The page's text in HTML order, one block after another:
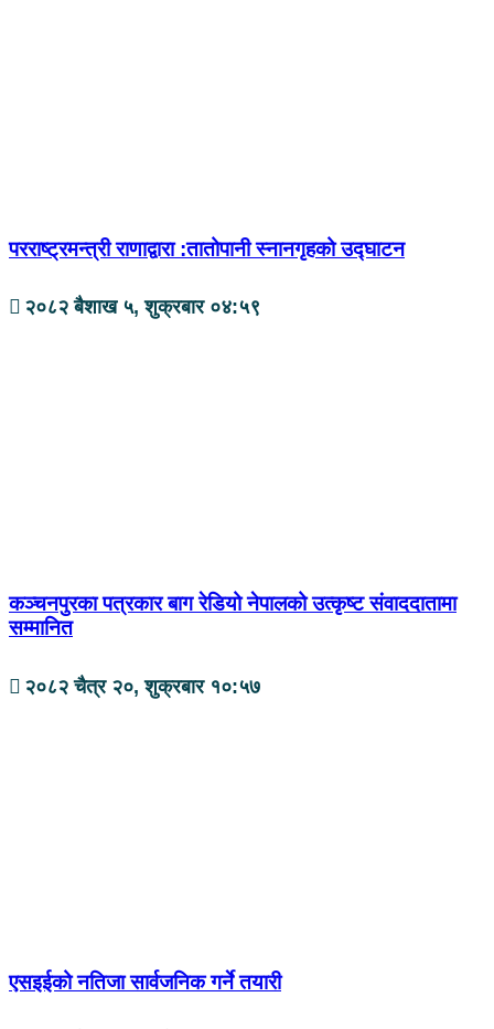
परराष्ट्रमन्त्री राणाद्वारा :तातोपानी स्नानगृहको उद्‍घाटन
२०८२ बैशाख ५, शुक्रबार ०४:५९
कञ्चनपुरका पत्रकार बाग रेडियो नेपालको उत्कृष्ट संवाददातामा
सम्मानित
२०८२ चैत्र २०, शुक्रबार १०:५७
एसइईको नतिजा सार्वजनिक गर्ने तयारी